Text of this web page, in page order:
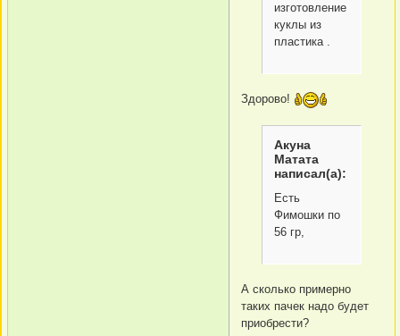
изготовление
куклы из
пластика .
Здорово!
Акуна
Матата
написал(а):
Есть
Фимошки по
56 гр,
А сколько примерно
таких пачек надо будет
приобрести?